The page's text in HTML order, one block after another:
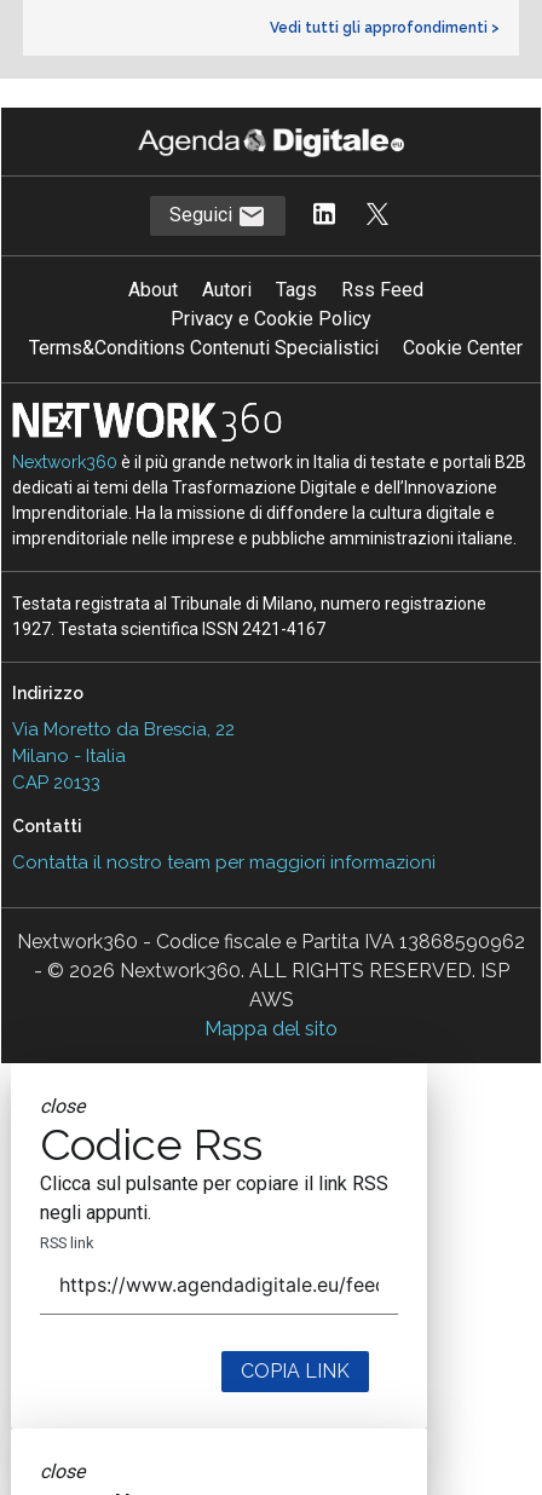
Vedi tutti gli approfondimenti >
Seguici
About Autori Tags
Rss Feed
Privacy e Cookie Policy
Terms&Conditions Contenuti Specialistici
Cookie Center
Nextwork360 è il più grande network in Italia di testate e portali B2B
dedicati ai temi della Trasformazione Digitale e dell’Innovazione
Imprenditoriale. Ha la missione di diffondere la cultura digitale e
imprenditoriale nelle imprese e pubbliche amministrazioni italiane.
Testata registrata al Tribunale di Milano, numero registrazione
1927. Testata scientifica ISSN 2421-4167
Indirizzo
Via Moretto da Brescia, 22
Milano - Italia
CAP 20133
Contatti
Contatta il nostro team per maggiori informazioni
Nextwork360 - Codice fiscale e Partita IVA 13868590962
- © 2026 Nextwork360. ALL RIGHTS RESERVED. ISP
AWS
Mappa del sito
close
Codice Rss
Clicca sul pulsante per copiare il link RSS
negli appunti.
RSS link
COPIA LINK
close